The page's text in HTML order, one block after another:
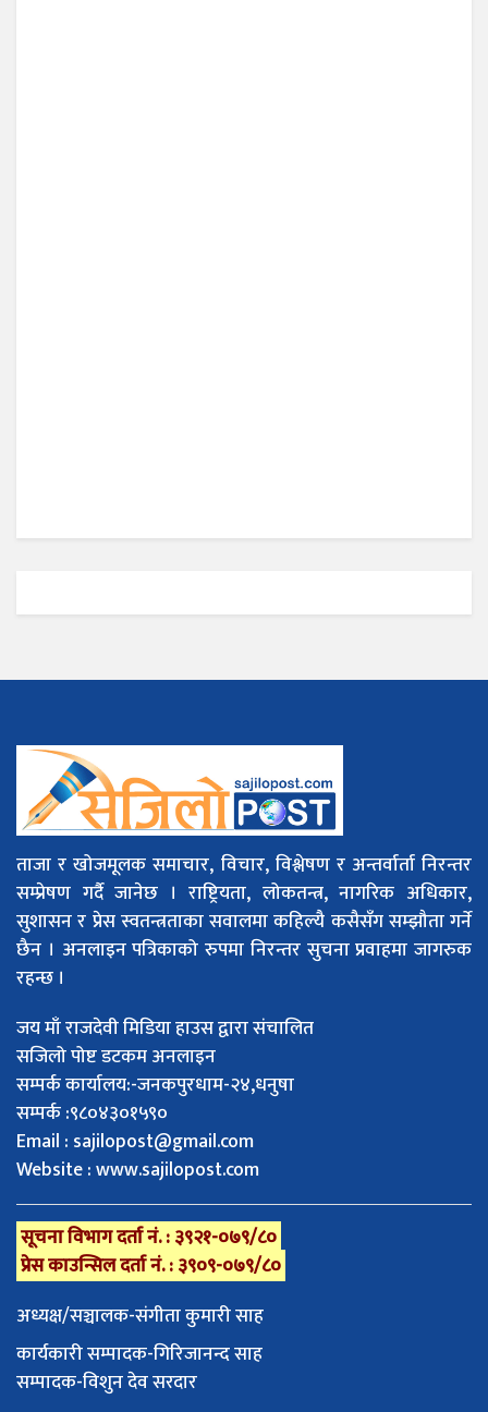
ताजा र खोजमूलक समाचार, विचार, विश्लेषण र अन्तर्वार्ता निरन्तर
सम्प्रेषण गर्दै जानेछ । राष्ट्रियता, लोकतन्त्र, नागरिक अधिकार,
सुशासन र प्रेस स्वतन्त्रताका सवालमा कहिल्यै कसैसँग सम्झौता गर्ने
छैन । अनलाइन पत्रिकाको रुपमा निरन्तर सुचना प्रवाहमा जागरुक
रहन्छ ।
जय माँ राजदेवी मिडिया हाउस द्वारा संचालित
सजिलो पोष्ट डटकम अनलाइन
सम्पर्क कार्यालय:-जनकपुरधाम-२४,धनुषा
सम्पर्क :९८०४३०१५९०
Email : sajilopost@gmail.com
Website : www.sajilopost.com
सूचना विभाग दर्ता नं. : ३९२१-०७९/८०
प्रेस काउन्सिल दर्ता नं. : ३९०९-०७९/८०
अध्यक्ष/सञ्चालक-संगीता कुमारी साह
कार्यकारी सम्पादक-गिरिजानन्द साह
सम्पादक-विशुन देव सरदार